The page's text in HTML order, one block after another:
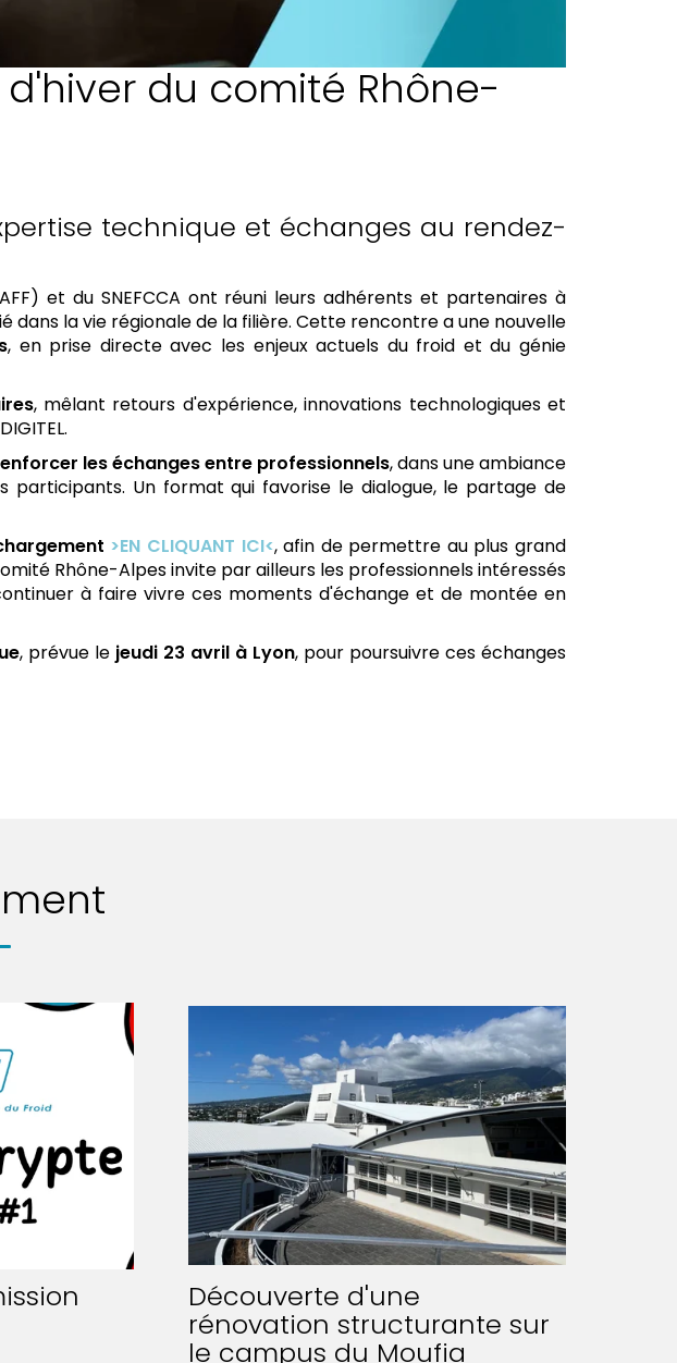
du comité Rhône-
technique et échanges au rendez-
et du SNEFCCA ont réuni leurs adhérents et partenaires à
dans la vie régionale de la filière. Cette rencontre a une nouvelle
, en prise directe avec les enjeux actuels du froid et du génie
, mêlant retours d'expérience, innovations technologiques et
les échanges entre professionnels, dans une ambiance
Un format qui favorise le dialogue, le partage de
>EN CLIQUANT ICI<, afin de permettre au plus grand
Rhône-Alpes invite par ailleurs les professionnels intéressés
à faire vivre ces moments d'échange et de montée en
, prévue le jeudi 23 avril à Lyon, pour poursuivre ces échanges
Découverte d'une
rénovation structurante sur
le campus du Moufia